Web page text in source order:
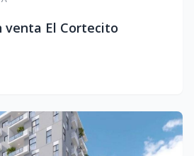
El Cortecito